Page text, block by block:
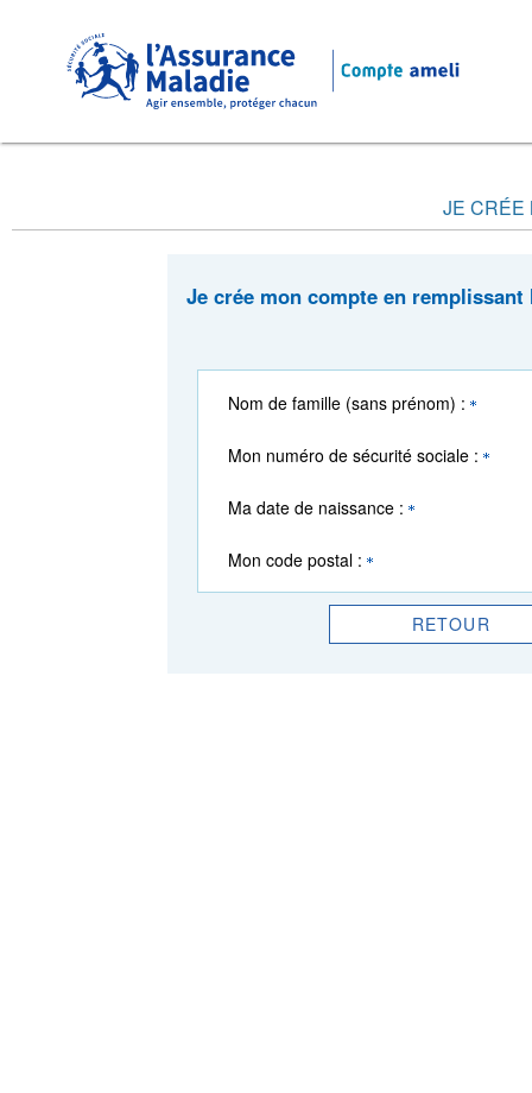
JE CRÉE
Je crée mon compte en remplissant
Nom de famille (sans prénom) :
Mon numéro de sécurité sociale :
Ma date de naissance :
Mon code postal :
RETOUR